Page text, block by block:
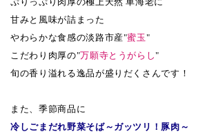
ヤエチカ店
与野店
甘みと風味が詰まった
やわらかな食感の淡路市産"蜜玉"
こだわり肉厚の"万願寺とうがらし"
旬の香り溢れる逸品が盛りだくさんです！
また、季節商品に
冷しごまだれ野菜そば～ガッツリ！豚肉～